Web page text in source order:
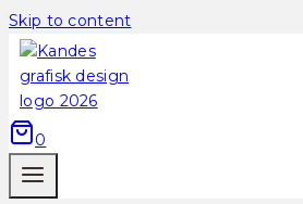
Skip to content
0